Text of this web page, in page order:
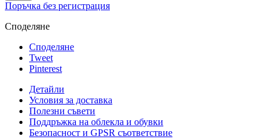
Поръчка без регистрация
Споделяне
Споделяне
Tweet
Pinterest
Детайли
Условия за доставка
Полезни съвети
Поддръжка на облекла и обувки
Безопасност и GPSR съответствие